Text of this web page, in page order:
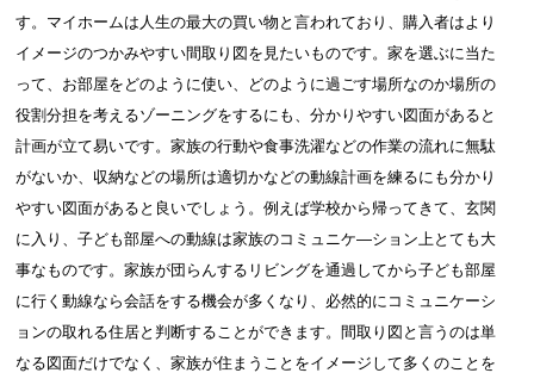
す。マイホームは人生の最大の買い物と言われており、購入者はより
イメージのつかみやすい間取り図を見たいものです。家を選ぶに当た
って、お部屋をどのように使い、どのように過ごす場所なのか場所の
役割分担を考えるゾーニングをするにも、分かりやすい図面があると
計画が立て易いです。家族の行動や食事洗濯などの作業の流れに無駄
がないか、収納などの場所は適切かなどの動線計画を練るにも分かり
やすい図面があると良いでしょう。例えば学校から帰ってきて、玄関
に入り、子ども部屋への動線は家族のコミュニケ―ション上とても大
事なものです。家族が団らんするリビングを通過してから子ども部屋
に行く動線なら会話をする機会が多くなり、必然的にコミュニケーシ
ョンの取れる住居と判断することができます。間取り図と言うのは単
なる図面だけでなく、家族が住まうことをイメージして多くのことを